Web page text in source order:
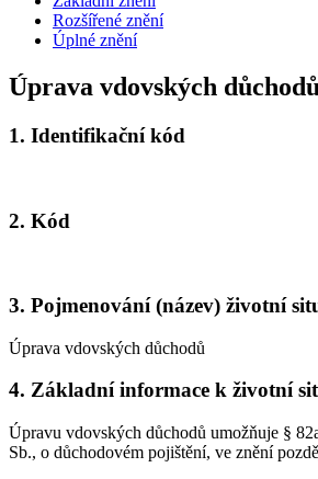
Rozšířené znění
Úplné znění
Úprava vdovských důchodů
1. Identifikační kód
2. Kód
3. Pojmenování (název) životní
Úprava vdovských důchodů
4. Základní informace k životní
Úpravu vdovských důchodů umožňuje §
Sb., o důchodovém pojištění, ve znění